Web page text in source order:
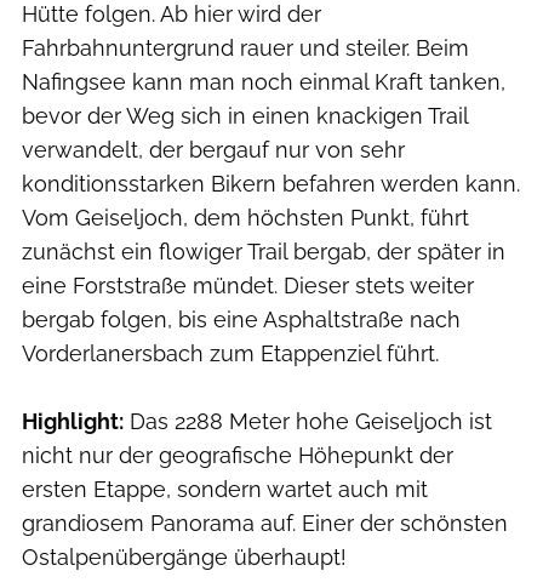
Hütte folgen. Ab hier wird der
Fahrbahnuntergrund rauer und steiler. Beim
Nafingsee kann man noch einmal Kraft tanken,
bevor der Weg sich in einen knackigen Trail
verwandelt, der bergauf nur von sehr
konditionsstarken Bikern befahren werden kann.
Vom Geiseljoch, dem höchsten Punkt, führt
zunächst ein flowiger Trail bergab, der später in
eine Forststraße mündet. Dieser stets weiter
bergab folgen, bis eine Asphaltstraße nach
Vorderlanersbach zum Etappenziel führt.
Highlight: Das 2288 Meter hohe Geiseljoch ist
nicht nur der geografische Höhepunkt der
ersten Etappe, sondern wartet auch mit
grandiosem Panorama auf. Einer der schönsten
Ostalpenübergänge überhaupt!